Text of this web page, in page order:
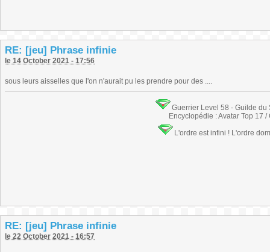
RE: [jeu] Phrase infinie
le 14 October 2021 - 17:56
sous leurs aisselles que l'on n'aurait pu les prendre pour des ....
Guerrier Level 58 - Guilde
Encyclopédie : Avatar Top 17 /
L'ordre est infini ! L'ordre
RE: [jeu] Phrase infinie
le 22 October 2021 - 16:57